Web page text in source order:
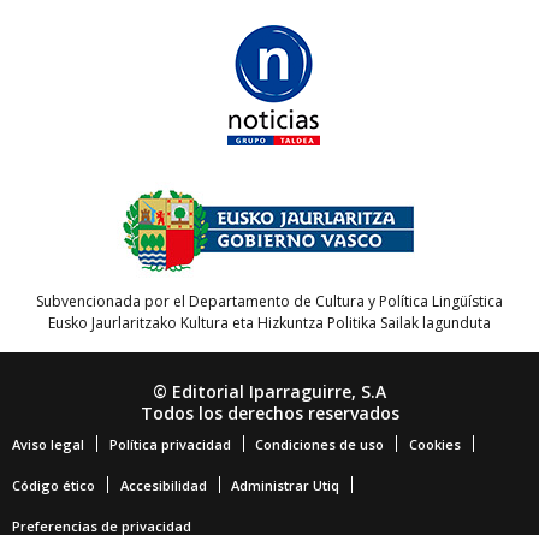
Subvencionada por el Departamento de Cultura y Política Lingüística
Eusko Jaurlaritzako Kultura eta Hizkuntza Politika Sailak lagunduta
© Editorial Iparraguirre, S.A
Todos los derechos reservados
Aviso legal Política privacidad Condiciones de uso Cookies
Código ético Accesibilidad Administrar Utiq
Preferencias de privacidad